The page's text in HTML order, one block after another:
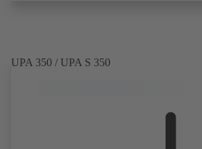
UPA 350 / UPA S 350